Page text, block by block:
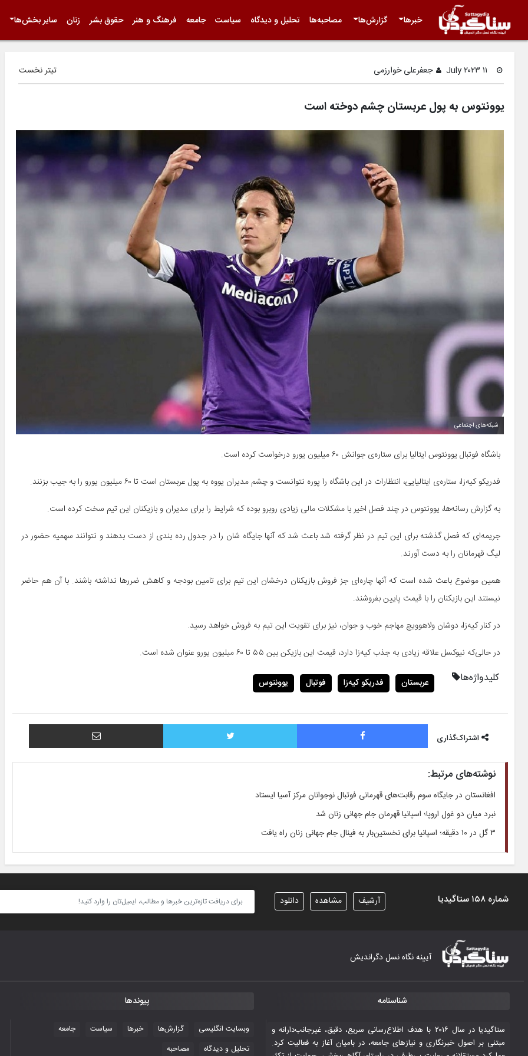
خبرها گزارش‌ها مصاحبه‌ها تحلیل و دیدگاه سیاست جامعه فرهنگ و هنر حقوق بشر زنان سایر بخش‌ها
جعفرعلی خوارزمی تیتر نخست
یوونتوس به پول عربستان چشم دوخته است
شبکه‌های اجتماعی
باشگاه فوتبال یوونتوس ایتالیا برای ستاره‌ی جوانش ۶۰ میلیون یورو درخواست کرده است.
فدریکو کیه‌زا، ستاره‌ی ایتالیایی، انتظارات در این باشگاه را پوره نتوانست و چشم مدیران یووه به پول عربستان است تا ۶۰ میلیون یورو را به جیب بزنند.
به گزارش رسانه‌ها، یوونتوس در چند فصل اخیر با مشکلات مالی زیادی روبرو بوده که شرایط را برای مدیران و بازیکنان این تیم سخت کرده است.
جریمه‌ای که فصل گذشته برای این تیم در نظر گرفته شد باعث شد که آنها جایگاه شان را در جدول رده ‌بندی از دست بدهند و نتوانند سهمیه حضور در
لیگ قهرمانان را به دست آورند.
همین موضوع باعث شده است که آنها چاره‌ای جز فروش بازیکنان درخشان این تیم برای تامین بودجه و کاهش ضررها نداشته باشند. با آن هم حاضر
نیستند این بازیکنان را با قیمت پایین بفروشند.
در کنار کیه‌زا، دوشان ولاهوویچ مهاجم خوب و جوان، نیز برای تقویت این تیم به فروش خواهد رسید.
در حالی‌که نیوکسل علاقه زیادی به جذب کیه‌زا دارد، قیمت این بازیکن بین ۵۵ تا ۶۰ میلیون یورو عنوان شده است‌.
کلیدواژه‌ها عربستان فدریکو کیه‌زا فوتبال یوونتوس
اشتراک‌گذاری
فیس بوک توییتر اشتراک با ایمیل
نوشته‌های مرتبط:
افغانستان در جایگاه سوم رقابت‌های قهرمانی فوتبال نوجوانان مرکز آسیا ایستاد
نبرد میان دو غول اروپا؛ اسپانیا قهرمان جام جهانی زنان شد
۳ گل در ۱۰ دقیقه؛ اسپانیا برای نخستین‌بار به فینال جام جهانی زنان راه یافت
شماره ۱۵۸ ستاگیدیا دانلود مشاهده آرشیف
آیینه نگاه نسل دگراندیش
شناسنامه
ستاگیدیا در سال ۲۰۱۶ با هدف اطلاع‌رسانی سریع، دقیق، غیرجانب‌دارانه و
مبتنی بر اصول خبرنگاری و نیازهای جامعه، در بامیان آغاز به فعالیت کرد.
پیوندها
وبسایت انگلیسی گزارش‌ها خبرها سیاست
جامعه
تحلیل و دیدگاه
مصاحبه